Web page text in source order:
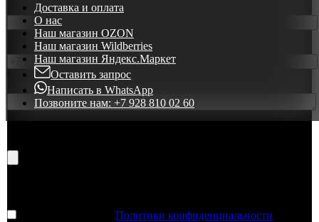
Доставка и оплата
О нас
Наш магазин OZON
Наш магазин Wildberries
Наш магазин Яндекс.Маркет
Оставить запрос
Написать в WhatsApp
Позвоните нам: +7 928 810 02 60
Ваш e-mail:
Ваш телефон: *
Доп. инфо:
Политики конфиденциальности